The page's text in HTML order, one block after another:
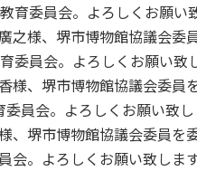
育委員会。よろしくお願い
様、堺市博物館協議会委
委員会。よろしくお願い致
、堺市博物館協議会委員
員会。よろしくお願い致し
堺市博物館協議会委員を
会。よろしくお願い致します